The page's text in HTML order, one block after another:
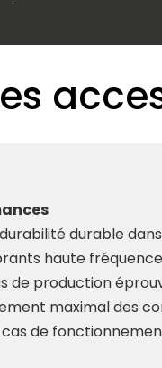
durable dans
haute
de production
maximal des
de